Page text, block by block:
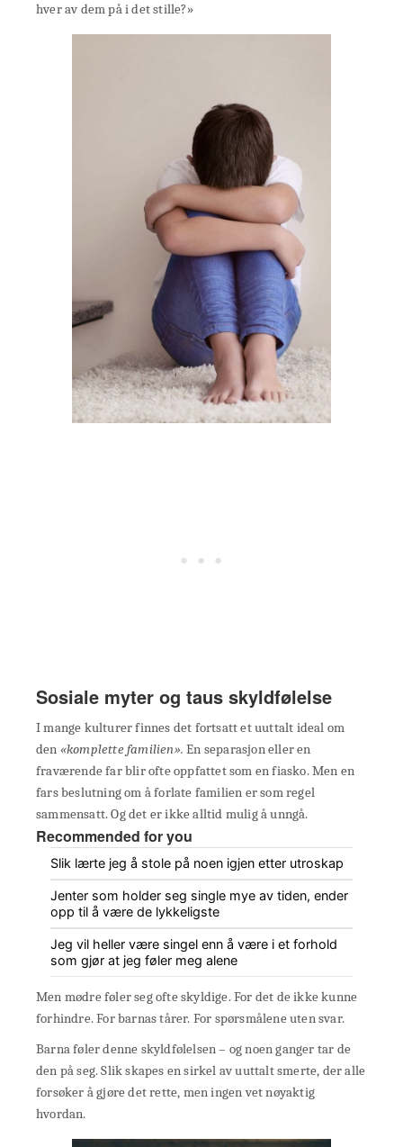
hver av dem på i det stille?»
Sosiale myter og taus skyldfølelse
I mange kulturer finnes det fortsatt et uuttalt ideal om
den «komplette familien». En separasjon eller en
fraværende far blir ofte oppfattet som en fiasko. Men en
fars beslutning om å forlate familien er som regel
sammensatt. Og det er ikke alltid mulig å unngå.
Recommended for you
Slik lærte jeg å stole på noen igjen etter utroskap
Jenter som holder seg single mye av tiden, ender
opp til å være de lykkeligste
Jeg vil heller være singel enn å være i et forhold
som gjør at jeg føler meg alene
Men mødre føler seg ofte skyldige. For det de ikke kunne
forhindre. For barnas tårer. For spørsmålene uten svar.
Barna føler denne skyldfølelsen – og noen ganger tar de
den på seg. Slik skapes en sirkel av uuttalt smerte, der alle
forsøker å gjøre det rette, men ingen vet nøyaktig
hvordan.